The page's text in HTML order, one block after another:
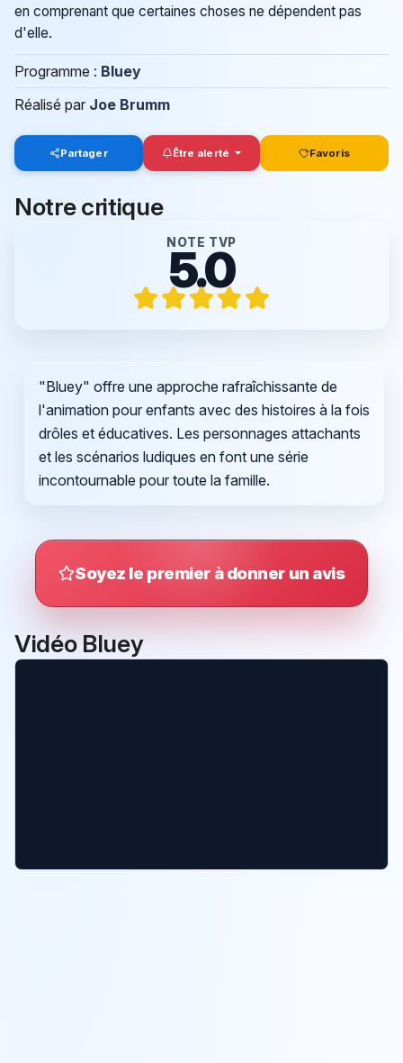
en comprenant que certaines choses ne dépendent pas
d'elle.
Programme : Bluey
Réalisé par Joe Brumm
Partager Être alerté Favoris
Notre critique
NOTE TVP
5.0
"Bluey" offre une approche rafraîchissante de
l'animation pour enfants avec des histoires à la fois
drôles et éducatives. Les personnages attachants
et les scénarios ludiques en font une série
incontournable pour toute la famille.
Soyez le premier à donner un avis
Vidéo Bluey